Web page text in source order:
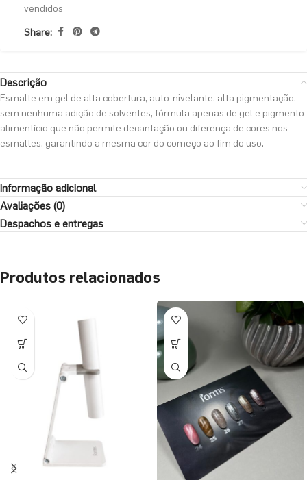
vendidos
Share:
Descrição
Esmalte em gel de alta cobertura, auto-nivelante, alta pigmentação,
sem nenhuma adição de solventes, fórmula apenas de gel e pigmento
alimentício que não permite decantação ou diferença de cores nos
esmaltes, garantindo a mesma cor do começo ao fim do uso.
Informação adicional
Avaliações (0)
Despachos e entregas
Produtos relacionados